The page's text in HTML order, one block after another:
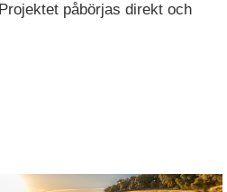
påbörjas direkt och